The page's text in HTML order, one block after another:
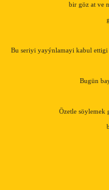
bir göz at ve
Bu seriyi yayýnlamayi kabul ettigi
Bugün
Özetle söylemek